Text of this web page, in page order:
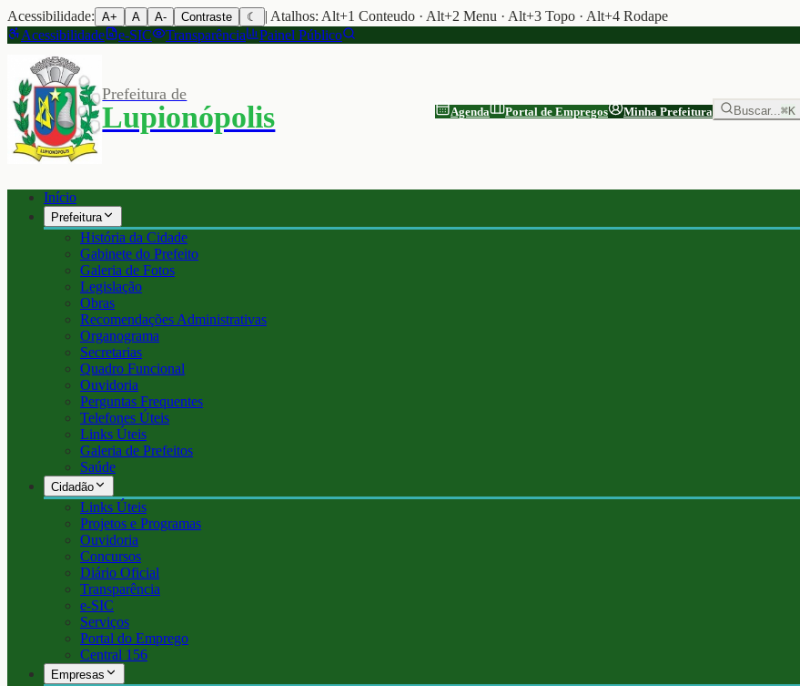
Acessibilidade: A+ A A- Contraste ☾
| Atalhos: Alt+1 Conteudo · Alt+2 Menu · Alt+3 Topo · Alt+4 Rodape
Acessibilidade
e-SIC Transparência Painel Público
Prefeitura de
Lupionópolis Agenda Portal de Empregos Minha Prefeitura Buscar...⌘K
Início
Prefeitura
História da Cidade
Gabinete do Prefeito
Galeria de Fotos
Legislação
Obras
Recomendações Administrativas
Organograma
Secretarias
Quadro Funcional
Ouvidoria
Perguntas Frequentes
Telefones Úteis
Links Úteis
Galeria de Prefeitos
Saúde
Cidadão
Links Úteis
Projetos e Programas
Ouvidoria
Concursos
Diário Oficial
Transparência
e-SIC
Serviços
Portal do Emprego
Central 156
Empresas